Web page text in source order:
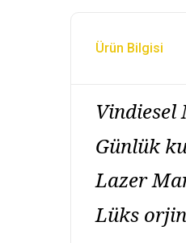
Ürün Bilgisi
Vindiesel
Günlük
Lazer
Lüks